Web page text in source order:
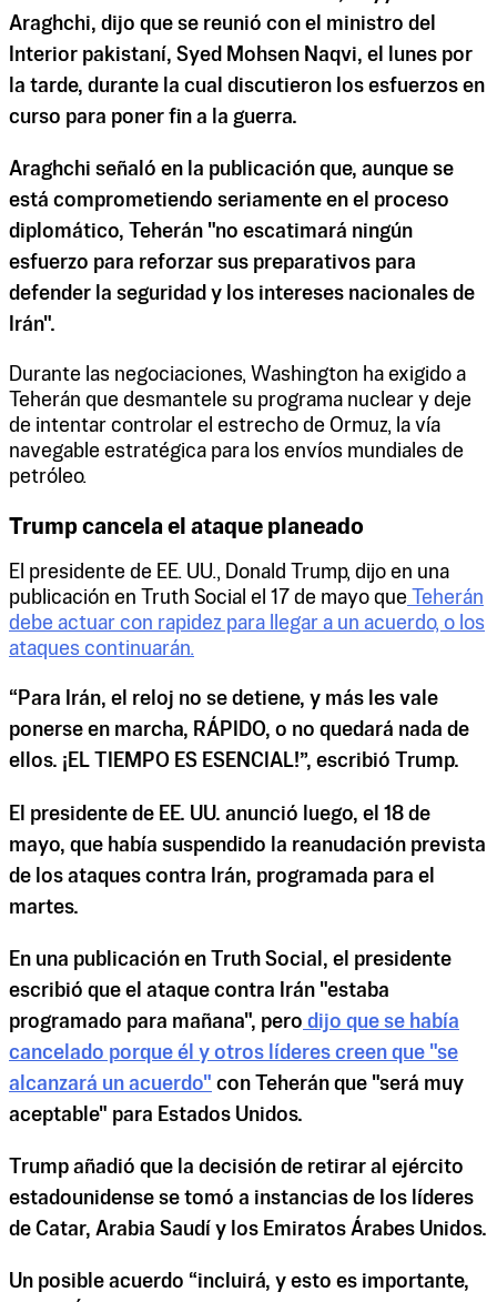
Araghchi, dijo que se reunió con el ministro del
Interior pakistaní, Syed Mohsen Naqvi, el lunes por
la tarde, durante la cual discutieron los esfuerzos en
curso para poner fin a la guerra.
Araghchi señaló en la publicación que, aunque se
está comprometiendo seriamente en el proceso
diplomático, Teherán "no escatimará ningún
esfuerzo para reforzar sus preparativos para
defender la seguridad y los intereses nacionales de
Irán".
Durante las negociaciones, Washington ha exigido a
Teherán que desmantele su programa nuclear y deje
de intentar controlar el estrecho de Ormuz, la vía
navegable estratégica para los envíos mundiales de
petróleo.
Trump cancela el ataque planeado
El presidente de EE. UU., Donald Trump, dijo en una
publicación en Truth Social el 17 de mayo que Teherán
debe actuar con rapidez para llegar a un acuerdo, o los
ataques continuarán.
“Para Irán, el reloj no se detiene, y más les vale
ponerse en marcha, RÁPIDO, o no quedará nada de
ellos. ¡EL TIEMPO ES ESENCIAL!”, escribió Trump.
El presidente de EE. UU. anunció luego, el 18 de
mayo, que había suspendido la reanudación prevista
de los ataques contra Irán, programada para el
martes.
En una publicación en Truth Social, el presidente
escribió que el ataque contra Irán "estaba
programado para mañana", pero dijo que se había
cancelado porque él y otros líderes creen que "se
alcanzará un acuerdo" con Teherán que "será muy
aceptable" para Estados Unidos.
Trump añadió que la decisión de retirar al ejército
estadounidense se tomó a instancias de los líderes
de Catar, Arabia Saudí y los Emiratos Árabes Unidos.
Un posible acuerdo “incluirá, y esto es importante,